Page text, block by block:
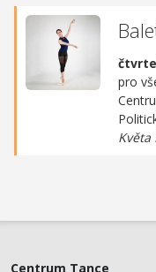
pro
Květa
Centrum Tance